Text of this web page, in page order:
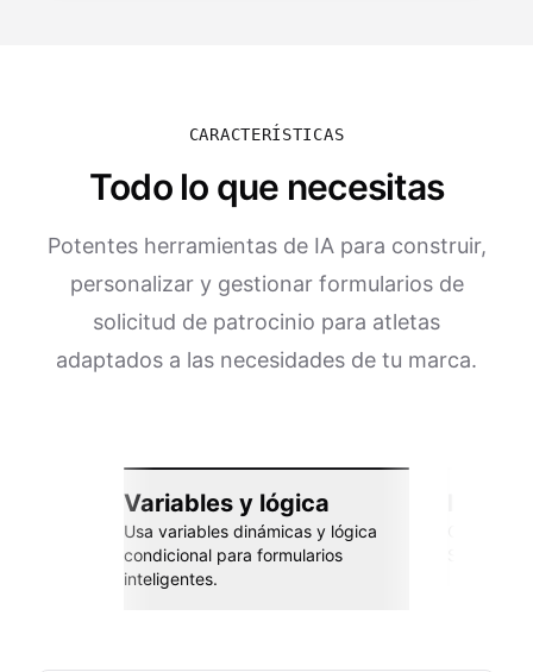
CARACTERÍSTICAS
Todo lo que necesitas
Potentes herramientas de IA para construir,
personalizar y gestionar formularios de
solicitud de patrocinio para atletas
adaptados a las necesidades de tu marca.
Variables y lógica
Usa variables dinámicas y lógica
condicional para formularios
inteligentes.